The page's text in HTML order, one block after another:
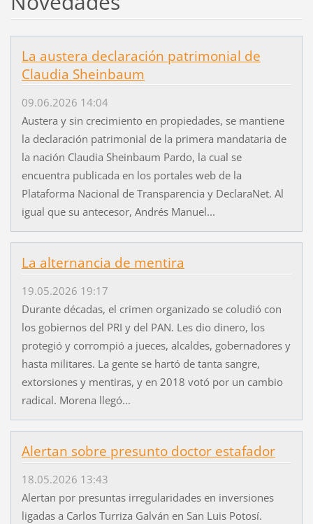
La austera declaración patrimonial de
Claudia Sheinbaum
09.06.2026 14:04
Austera y sin crecimiento en propiedades, se mantiene
la declaración patrimonial de la primera mandataria de
la nación Claudia Sheinbaum Pardo, la cual se
encuentra publicada en los portales web de la
Plataforma Nacional de Transparencia y DeclaraNet. Al
igual que su antecesor, Andrés Manuel...
La alternancia de mentira
19.05.2026 19:17
Durante décadas, el crimen organizado se coludió con
los gobiernos del PRI y del PAN. Les dio dinero, los
protegió y corrompió a jueces, alcaldes, gobernadores y
hasta militares. La gente se hartó de tanta sangre,
extorsiones y mentiras, y en 2018 votó por un cambio
radical. Morena llegó...
Alertan sobre presunto doctor estafador
18.05.2026 13:43
Alertan por presuntas irregularidades en inversiones
ligadas a Carlos Turriza Galván en San Luis Potosí.